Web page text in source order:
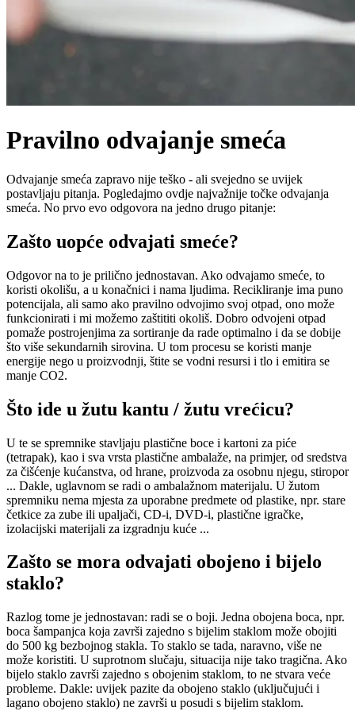
Pravilno odvajanje smeća
Odvajanje smeća zapravo nije teško - ali svejedno se uvijek
postavljaju pitanja. Pogledajmo ovdje najvažnije točke odvajanja
smeća. No prvo evo odgovora na jedno drugo pitanje:
Zašto uopće odvajati smeće?
Odgovor na to je prilično jednostavan. Ako odvajamo smeće, to
koristi okolišu, a u konačnici i nama ljudima. Recikliranje ima puno
potencijala, ali samo ako pravilno odvojimo svoj otpad, ono može
funkcionirati i mi možemo zaštititi okoliš. Dobro odvojeni otpad
pomaže postrojenjima za sortiranje da rade optimalno i da se dobije
što više sekundarnih sirovina. U tom procesu se koristi manje
energije nego u proizvodnji, štite se vodni resursi i tlo i emitira se
manje CO2.
Što ide u žutu kantu / žutu vrećicu?
U te se spremnike stavljaju plastične boce i kartoni za piće
(tetrapak), kao i sva vrsta plastične ambalaže, na primjer, od sredstva
za čišćenje kućanstva, od hrane, proizvoda za osobnu njegu, stiropor
... Dakle, uglavnom se radi o ambalažnom materijalu. U žutom
spremniku nema mjesta za uporabne predmete od plastike, npr. stare
četkice za zube ili upaljači, CD-i, DVD-i, plastične igračke,
izolacijski materijali za izgradnju kuće ...
Zašto se mora odvajati obojeno i bijelo
staklo?
Razlog tome je jednostavan: radi se o boji. Jedna obojena boca, npr.
boca šampanjca koja završi zajedno s bijelim staklom može obojiti
do 500 kg bezbojnog stakla. To staklo se tada, naravno, više ne
može koristiti. U suprotnom slučaju, situacija nije tako tragična. Ako
bijelo staklo završi zajedno s obojenim staklom, to ne stvara veće
probleme. Dakle: uvijek pazite da obojeno staklo (uključujući i
lagano obojeno staklo) ne završi u posudi s bijelim staklom.